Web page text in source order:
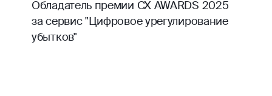
Обладатель премии CX AWARDS 2025
за сервис "Цифровое урегулирование
убытков"